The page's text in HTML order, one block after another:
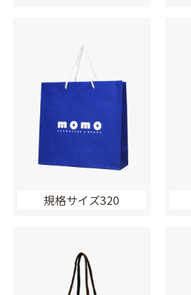
規格サイズ320